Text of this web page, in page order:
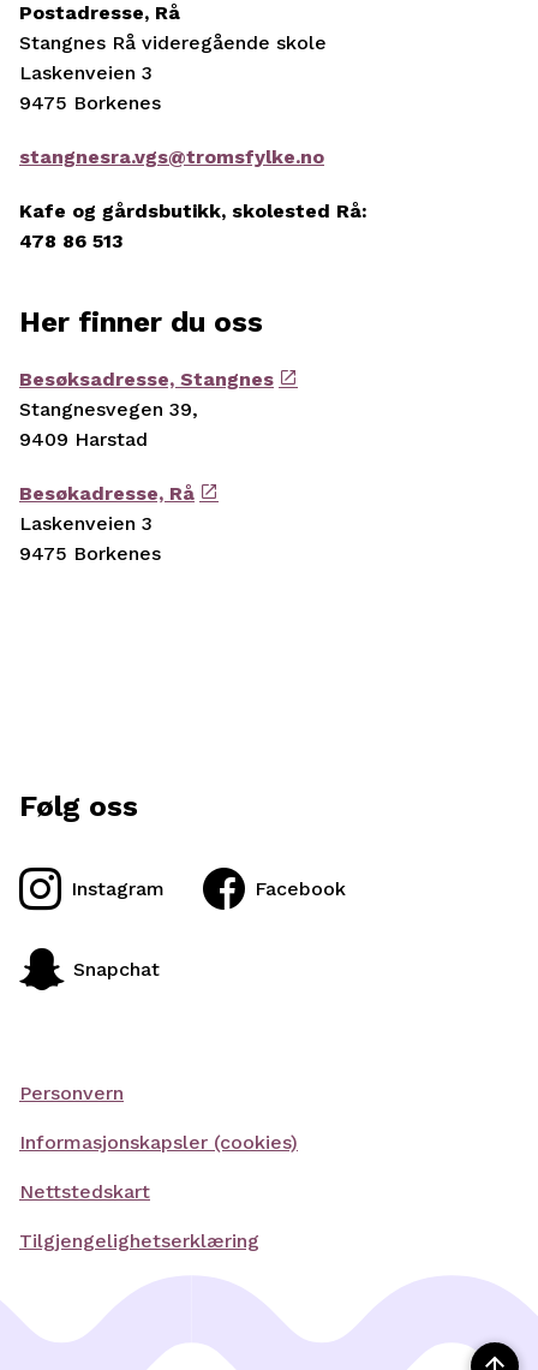
Postadresse, Rå
Stangnes Rå videregående skole
Laskenveien 3
9475 Borkenes
stangnesra.vgs@tromsfylke.no
Kafe og gårdsbutikk, skolested Rå:
478 86 513
Her finner du oss
Besøksadresse, Stangnes
Stangnesvegen 39,
9409 Harstad
Besøkadresse, Rå
Laskenveien 3
9475 Borkenes
Følg oss
Instagram Facebook
Snapchat
Personvern
Informasjonskapsler (cookies)
Nettstedskart
Tilgjengelighetserklæring